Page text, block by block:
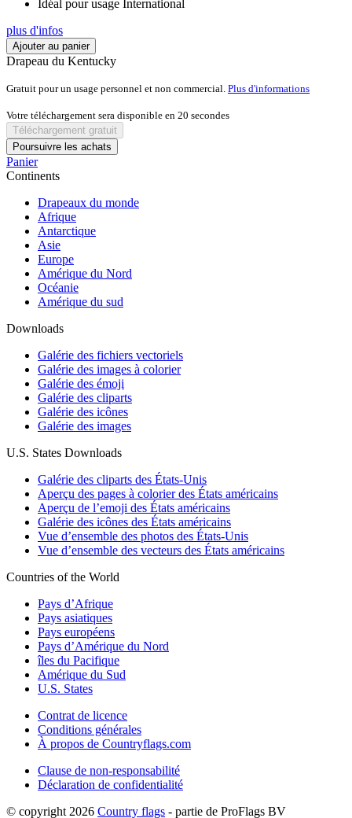
Idéal pour usage International
plus d'infos
Ajouter au panier
Drapeau du Kentucky
Gratuit pour un usage personnel et non commercial. Plus d'informations
Votre téléchargement sera disponible en 20 secondes
Téléchargement gratuit
Poursuivre les achats
Panier
Continents
Drapeaux du monde
Afrique
Antarctique
Asie
Europe
Amérique du Nord
Océanie
Amérique du sud
Downloads
Galérie des fichiers vectoriels
Galérie des images à colorier
Galérie des émoji
Galérie des cliparts
Galérie des icônes
Galérie des images
U.S. States Downloads
Galérie des cliparts des États-Unis
Aperçu des pages à colorier des États américains
Aperçu de l’emoji des États américains
Galérie des icônes des États américains
Vue d’ensemble des photos des États-Unis
Vue d’ensemble des vecteurs des États américains
Countries of the World
Pays d’Afrique
Pays asiatiques
Pays européens
Pays d’Amérique du Nord
îles du Pacifique
Amérique du Sud
U.S. States
Contrat de licence
Conditions générales
À propos de Countryflags.com
Clause de non-responsabilité
Déclaration de confidentialité
© copyright 2026 Country flags - partie de ProFlags BV